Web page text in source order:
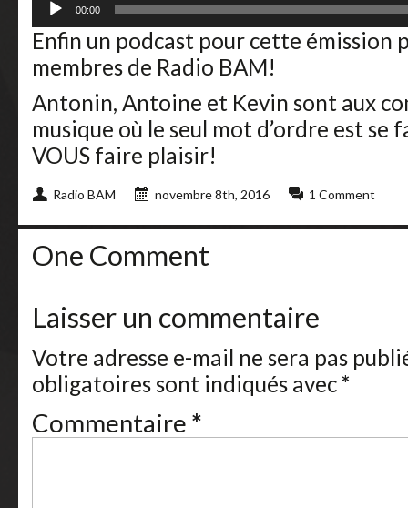
audio
00:00
Enfin un podcast pour cette émission
membres de Radio BAM!
Antonin, Antoine et Kevin sont aux
musique où le seul mot d’ordre est
VOUS faire plaisir!
Radio BAM novembre 8th, 2016 1 Comment
One Comment
Laisser un commentaire
Votre adresse e-mail ne sera pas
obligatoires sont indiqués avec*
Commentaire *